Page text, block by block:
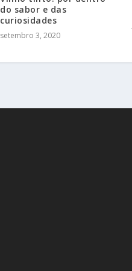
do sabor e das
curiosidades
setembro 3, 2020